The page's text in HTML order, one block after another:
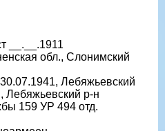
__.__.1911
обл., Слонимский
Лебяжьевский
Лебяжьевский р-н
159 УР 494 отд.